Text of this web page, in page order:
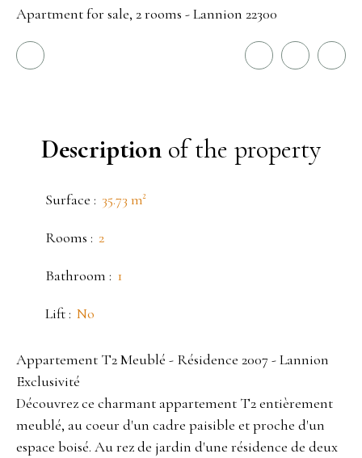
Apartment for sale, 2 rooms - Lannion 22300
Description of the property
Surface : 35.73 m²
Rooms : 2
Bathroom : 1
Lift: No
Appartement T2 Meublé - Résidence 2007 - Lannion
Exclusivité
Découvrez ce charmant appartement T2 entièrement
meublé, au coeur d'un cadre paisible et proche d'un
espace boisé. Au rez de jardin d'une résidence de deux